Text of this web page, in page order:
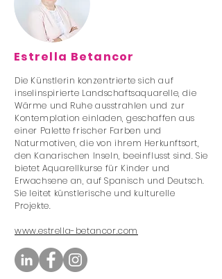
Estrella Betancor
Die Künstlerin konzentrierte sich auf
inselinspirierte Landschaftsaquarelle, die
Wärme und Ruhe ausstrahlen und zur
Kontemplation einladen, geschaffen aus
einer Palette frischer Farben und
Naturmotiven, die von ihrem Herkunftsort,
den Kanarischen Inseln, beeinflusst sind. Sie
bietet Aquarellkurse für Kinder und
Erwachsene an, auf Spanisch und Deutsch.
Sie leitet künstlerische und kulturelle
Projekte.
www.estrella-betancor.com